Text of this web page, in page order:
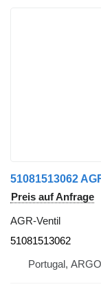
51081513062
Preis auf Anfrage
AGR-Ventil
51081513062
Portugal,